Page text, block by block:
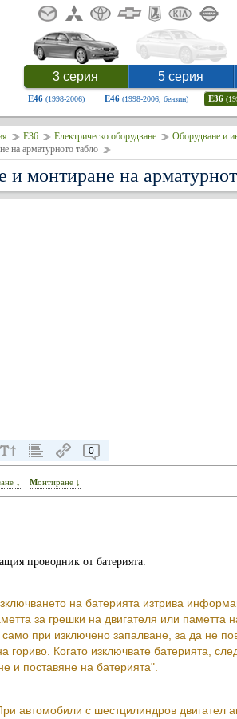
3 серия 5 серия
E46 (1998-2006) E46 (1998-2006, бензин) E36
E36 Електрическо оборудване
Оборудване и
на арматурното табло
и монтиране на
0
↓ Монтиране ↓
проводник от батерията.
на батерията изтрива
за грешки на двигателя или паметта
при изключено запалване, за да не
гориво. Когато изключвате батерията,
и поставяне на батерията".
автомобили с шестцилиндров двигател